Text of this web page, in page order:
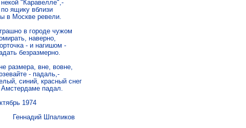
"Каравелле",-
ящику вблизи
в Москве ревели.
в городе чужом
наверно,
- и нагишом -
безразмерно.
размера, вне, вовне,
- падаль,-
синий, красный снег
падал.
1974
Шпаликов